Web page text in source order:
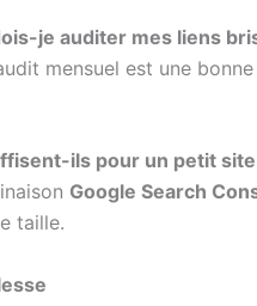
je auditer mes liens
mensuel est une
ils pour un petit site
Google Search
taille.